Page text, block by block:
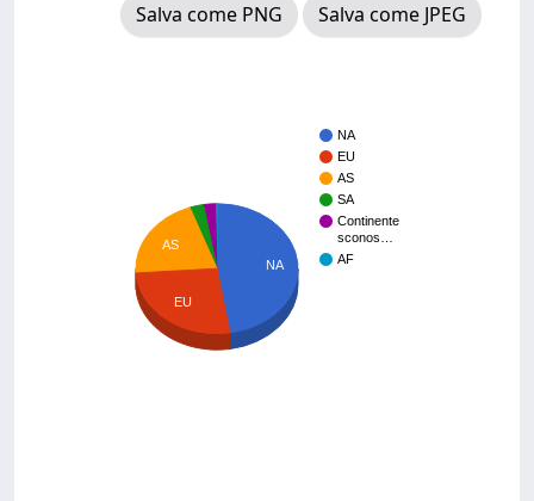
Salva come PNG
Salva come JPEG
NA
EU
AS
SA
Continente
sconos…
AF
NA
AS
EU